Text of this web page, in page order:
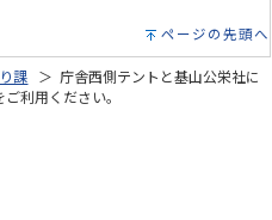
ページの先頭へ
課 ＞ 庁舎西側テントと基山公栄社に
利用ください。